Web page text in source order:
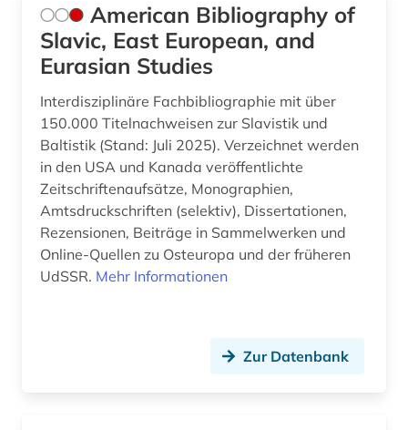
portal (1)
religion (1)
rumänien (1)
russland (1)
serbien (2)
slawistik (2)
slowenien (1)
Osmanisches Reich (2)
Ostasien (1)
Osteuropa (16)
Ostmitteleuropa (14)
Palaestina (1)
Polen (14)
Portugal (1)
Rheinland-Pfalz (1)
Russland, Sowjetunion (15)
American Bibliography of
Slavic, East European, and
Eurasian Studies
Interdisziplinäre Fachbibliographie mit über
150.000 Titelnachweisen zur Slavistik und
Baltistik (Stand: Juli 2025). Verzeichnet werden
in den USA und Kanada veröffentlichte
Zeitschriftenaufsätze, Monographien,
Amtsdruckschriften (selektiv), Dissertationen,
Rezensionen, Beiträge in Sammelwerken und
Online-Quellen zu Osteuropa und der früheren
UdSSR. Mehr Informationen
Zur Datenbank